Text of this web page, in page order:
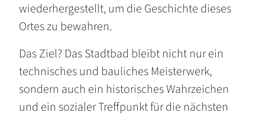
wiederhergestellt, um die Geschichte dieses
Ortes zu bewahren.
Das Ziel? Das Stadtbad bleibt nicht nur ein
technisches und bauliches Meisterwerk,
sondern auch ein historisches Wahrzeichen
und ein sozialer Treffpunkt für die nächsten